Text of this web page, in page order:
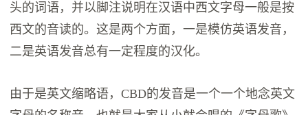
头的词语，并以脚注说明在汉语中西文字母一般是按
西文的音读的。这是两个方面，一是模仿英语发音，
二是英语发音总有一定程度的汉化。
由于是英文缩略语，CBD的发音是一个一个地念英文